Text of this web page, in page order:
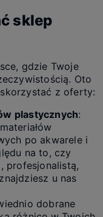
sklep
gdzie Twoje
Oto
z oferty:
plastycznych:
po akwarele i
na to, czy
profesjonalistą,
u nas
dobrane